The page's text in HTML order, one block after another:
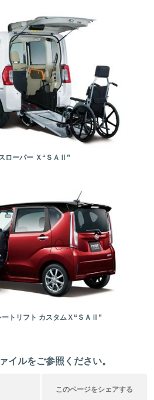
ローパー Ｘ“ＳＡⅡ”
トリフト カスタムＸ“ＳＡⅡ”
イルをご参照ください。
このページをシェアする